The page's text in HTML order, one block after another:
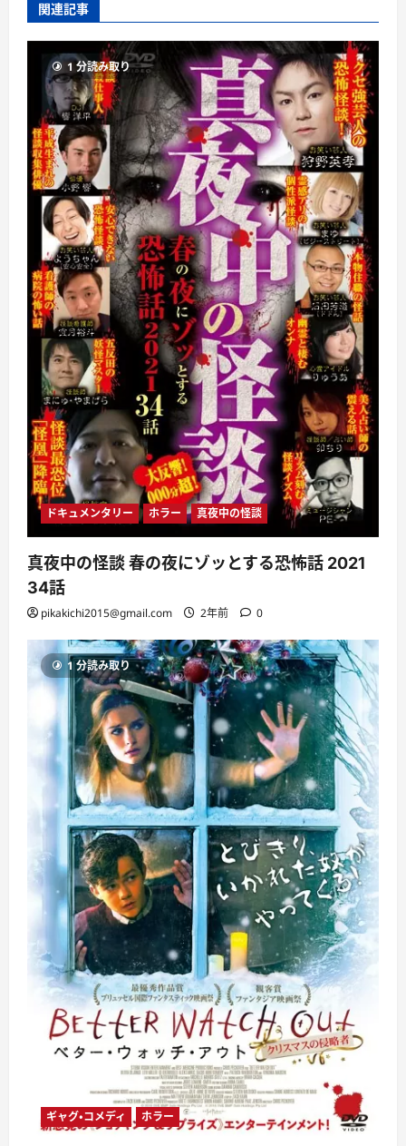
関連記事
1 分読み取り
ドキュメンタリー ホラー 真夜中の怪談
真夜中の怪談 春の夜にゾッとする恐怖話 2021
34話
pikakichi2015@gmail.com 2年前 0
1 分読み取り
ギャグ・コメディ ホラー